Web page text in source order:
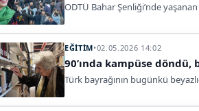
ODTÜ Bahar Şenliği’nde
EĞİTİM•02.05.2026 14:02
90’ında kampüse
Türk bayrağının bugünkü